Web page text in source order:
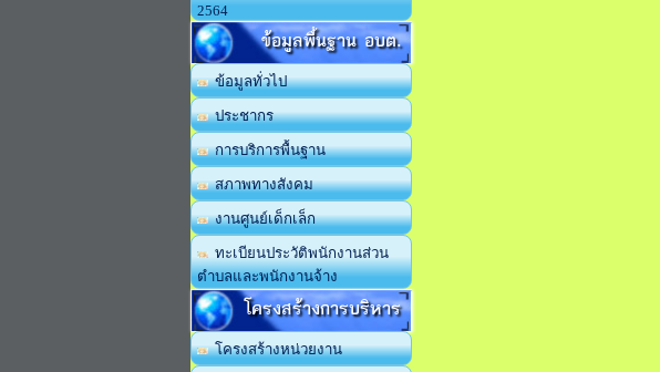
2564
ข้อมูลพื้นฐาน อบต.
ข้อมูลทั่วไป
ประชากร
การบริการพื้นฐาน
สภาพทางสังคม
งานศูนย์เด็กเล็ก
ทะเบียนประวัติพนักงานส่วน
ตำบลและพนักงานจ้าง
โครงสร้างการบริหาร
โครงสร้างหน่วยงาน